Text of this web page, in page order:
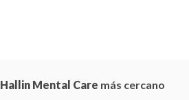
Hallin Mental Care más cercano